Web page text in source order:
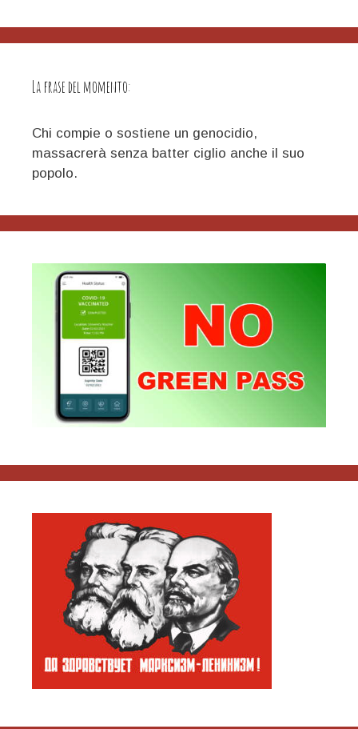
La frase del momento:
Chi compie o sostiene un genocidio,
massacrerà senza batter ciglio anche il suo
popolo.